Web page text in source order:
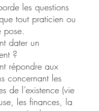
les questions
tout praticien ou
pose.
dater un
?
répondre aux
concernant les
de l’existence (vie
les finances, la